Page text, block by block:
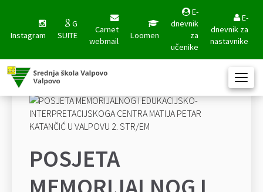
Instagram
G
SUITE
Carnet
webmail
Loomen
E-
dnevnik
za
učenike
E-
dnevnik za
nastavnike
POSJETA